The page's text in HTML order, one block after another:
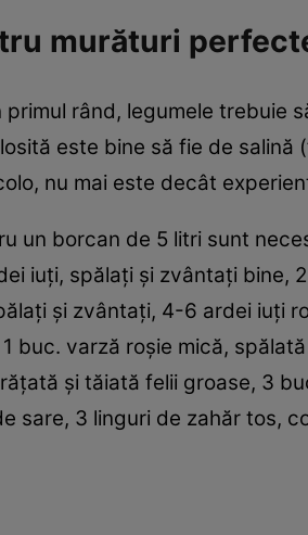
murături
primul rând, legumele
este bine să fie de
nu mai este decât
un borcan de 5 litri sunt
iuţi, spălaţi şi zvântaţi bine,
şi zvântaţi, 4-6 ardei iuţi
buc. varză roşie mică,
şi tăiată felii groase, 3
sare, 3 linguri de zahăr tos,